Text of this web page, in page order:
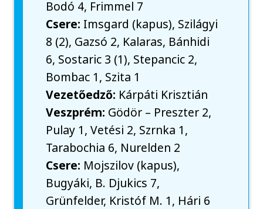
Bodó 4, Frimmel 7
Csere: Imsgard (kapus), Szilágyi
8 (2), Gazsó 2, Kalaras, Bánhidi
6, Sostaric 3 (1), Stepancic 2,
Bombac 1, Szita 1
Vezetőedző: Kárpáti Krisztián
Veszprém: Gödör – Preszter 2,
Pulay 1, Vetési 2, Szrnka 1,
Tarabochia 6, Nurelden 2
Csere: Mojszilov (kapus),
Bugyáki, B. Djukics 7,
Grünfelder, Kristóf M. 1, Hári 6